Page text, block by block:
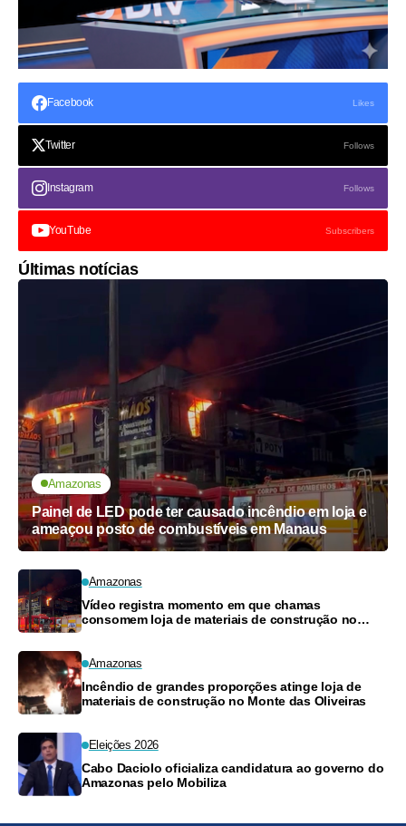
Facebook Likes
Twitter Follows
Instagram Follows
YouTube Subscribers
Últimas notícias
Amazonas
Painel de LED pode ter causado incêndio em loja e
ameaçou posto de combustíveis em Manaus
Amazonas
Vídeo registra momento em que chamas
consomem loja de materiais de construção no
Amazonas
Incêndio de grandes proporções atinge loja de
materiais de construção no Monte das Oliveiras
Eleições 2026
Cabo Daciolo oficializa candidatura ao governo do
Amazonas pelo Mobiliza